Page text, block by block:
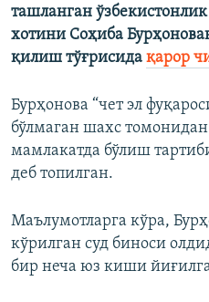
ташланган
хотини Соҳиба
қилиш тўғрисида қарор
Бурҳонова “чет эл
бўлмаган шахс
мамлакатда бўлиш
деб топилган.
Маълумотларга кўра,
кўрилган суд биноси
бир неча юз киши